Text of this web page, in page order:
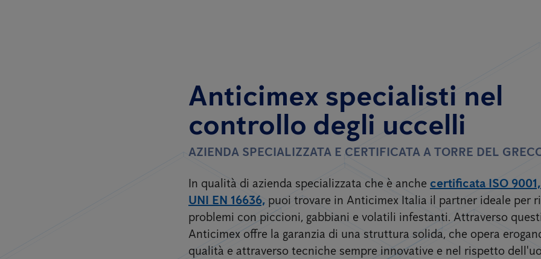
Anticimex specialisti nel
controllo degli uccelli
AZIENDA SPECIALIZZATA E CERTIFICATA A TORRE DEL
In qualità di azienda specializzata che è anche certificata ISO
UNI EN 16636, puoi trovare in Anticimex Italia il partner ideale per
problemi con piccioni, gabbiani e volatili infestanti. Attraverso
Anticimex offre la garanzia di una struttura solida, che opera
qualità e attraverso tecniche sempre innovative e nel rispetto